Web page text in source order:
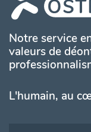
Notre service
valeurs de
L'humain, au